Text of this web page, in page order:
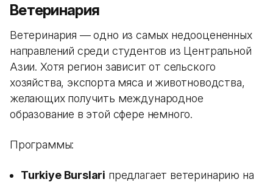
Ветеринария
Ветеринария — одно из самых недооцененных
направлений среди студентов из Центральной
Азии. Хотя регион зависит от сельского
хозяйства, экспорта мяса и животноводства,
желающих получить международное
образование в этой сфере немного.
Программы:
Turkiye Burslari предлагает ветеринарию на